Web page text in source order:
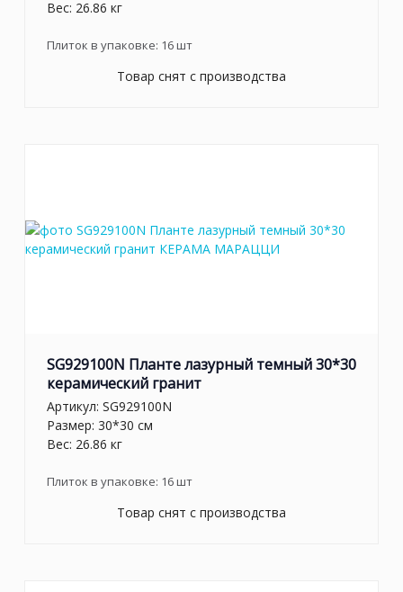
Вес: 26.86 кг
Плиток в упаковке: 16шт
Товар снят с производства
SG929100N Планте лазурный темный 30*30
керамический гранит
Артикул: SG929100N
Размер: 30*30 см
Вес: 26.86 кг
Плиток в упаковке: 16шт
Товар снят с производства